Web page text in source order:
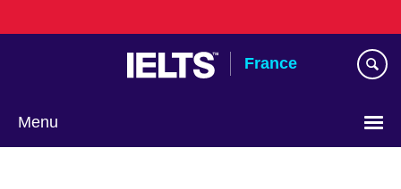
to
France
Menu